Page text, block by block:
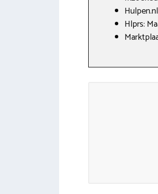
Hlprs: